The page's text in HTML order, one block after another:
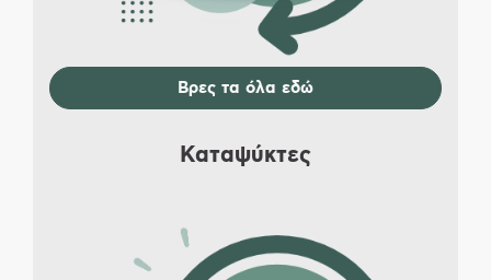
Βρες τα όλα εδώ
Καταψύκτες